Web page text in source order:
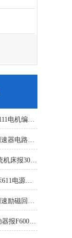
西门子控制器报F31111电机编码器坏修复解决
西门子6RA80直流调速器电路板坏销售修理单位
西门子840D德国系统机床报300501修复解决
西门子数控系统机床611电源模块灯不显示修复解决
西门子6RA80直流调速励磁回路坏报F60005修复排除
西门子德国直流传动器报F60067高温报警修复排除方法